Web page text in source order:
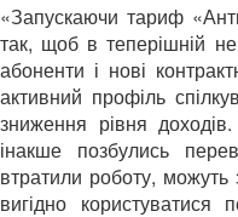
«Запускаючи тариф
так, щоб в теперішній
абоненти і нові
активний профіль
зниження рівня
інакше позбулись
втратили роботу,
вигідно користуватися